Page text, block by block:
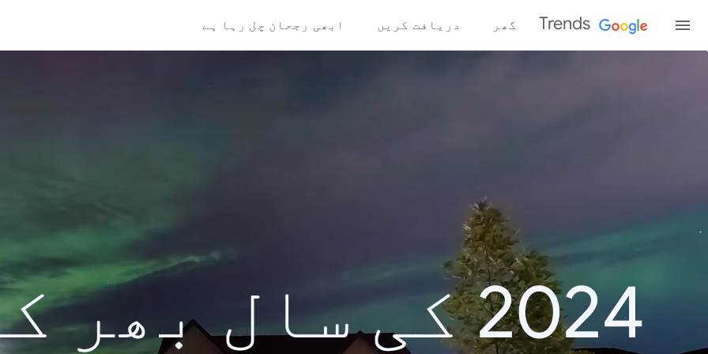
Trends گھر دریافت کریں ابھی رجحان چل رہا ہے
2024 کی سال